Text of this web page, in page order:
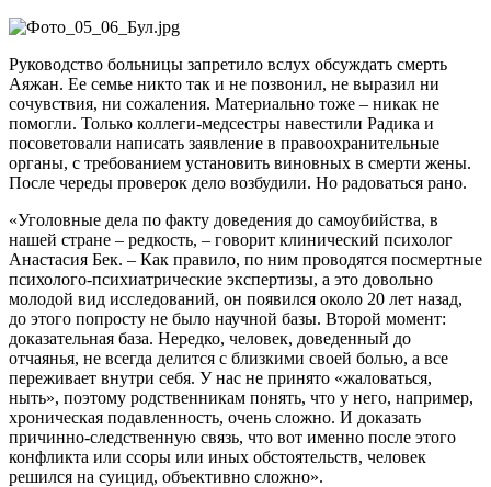
Руководство больницы запретило вслух обсуждать смерть
Аяжан. Ее семье никто так и не позвонил, не выразил ни
сочувствия, ни сожаления. Материально тоже – никак не
помогли. Только коллеги-медсестры навестили Радика и
посоветовали написать заявление в правоохранительные
органы, с требованием установить виновных в смерти жены.
После череды проверок дело возбудили. Но радоваться рано.
«Уголовные дела по факту доведения до самоубийства, в
нашей стране – редкость, – говорит клинический психолог
Анастасия Бек. – Как правило, по ним проводятся посмертные
психолого-психиатрические экспертизы, а это довольно
молодой вид исследований, он появился около 20 лет назад,
до этого попросту не было научной базы. Второй момент:
доказательная база. Нередко, человек, доведенный до
отчаянья, не всегда делится с близкими своей болью, а все
переживает внутри себя. У нас не принято «жаловаться,
ныть», поэтому родственникам понять, что у него, например,
хроническая подавленность, очень сложно. И доказать
причинно-следственную связь, что вот именно после этого
конфликта или ссоры или иных обстоятельств, человек
решился на суицид, объективно сложно».